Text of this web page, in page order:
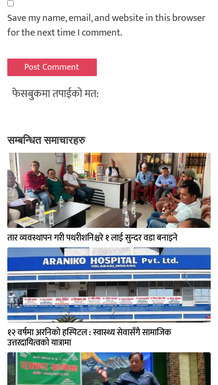
Save my name, email, and website in this browser
for the next time I comment.
फेसबुकमा तपाईको मत:
सम्बन्धित समाचारहरु
तार व्यवस्थापन गरी पथरीशनिश्चरे १ लाई सुन्दर वडा बनाइने
१२ वर्षमा अरनिको हस्पिटल : स्वास्थ्य सेवासँगै सामाजिक
उत्तरदायित्वको यात्रामा